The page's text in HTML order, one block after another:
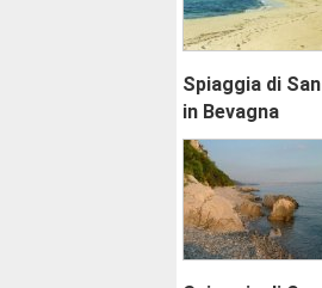
Spiaggia di
in Bevagna